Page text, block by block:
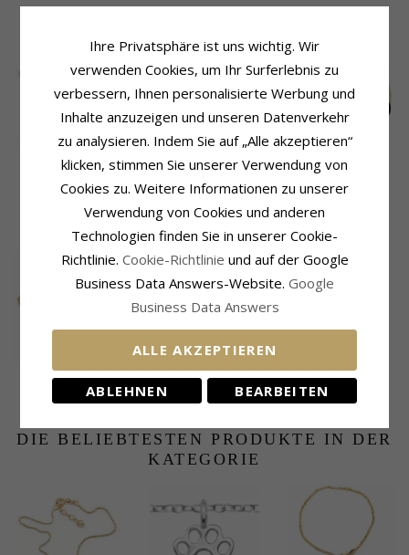
Schmetterling
Fußkette aus
vergoldetem
Schmetterling aus
vergoldetem
Sterlingsilber
53,-
SALE 60%
13 mm lebensbaum
fußkette aus
vergoldetem
Herz Fußkette aus
vergoldetem
Sterlingsilber und
vergoldetem
Sterlingsilber
CHANTI Preis
KUNDEN KAUFTEN AUCH
Fußkette aus
vergoldetem
Sterlingsilber und
vergoldetem
CHANTI Preis 48,-
Lebensbaum
Fußkette aus
vergoldetem
CHANTI Preis 58,-
DIE BELIEBTESTEN PRODUKTE IN DER
KATEGORIE
Ihre Privatsphäre ist uns wichtig. Wir
verwenden Cookies, um Ihr Surferlebnis zu
verbessern, Ihnen personalisierte Werbung und
Inhalte anzuzeigen und unseren Datenverkehr
zu analysieren. Indem Sie auf „Alle akzeptieren“
klicken, stimmen Sie unserer Verwendung von
Cookies zu. Weitere Informationen zu unserer
Verwendung von Cookies und anderen
Technologien finden Sie in unserer Cookie-
Richtlinie. Cookie-Richtlinie und auf der Google
Business Data Answers-Website. Google
Business Data Answers
ALLE AKZEPTIEREN
ABLEHNEN BEARBEITEN